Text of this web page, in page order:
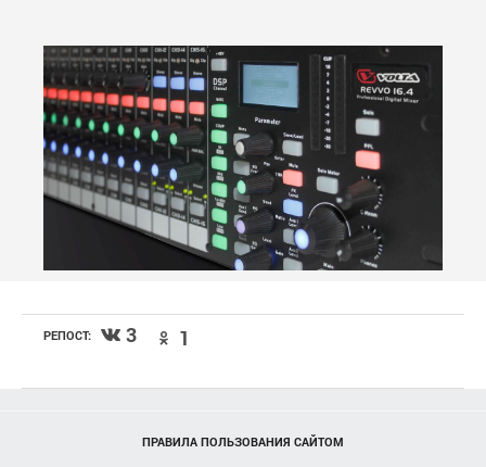
РЕПОСТ: 3 1
ПРАВИЛА ПОЛЬЗОВАНИЯ САЙТОМ